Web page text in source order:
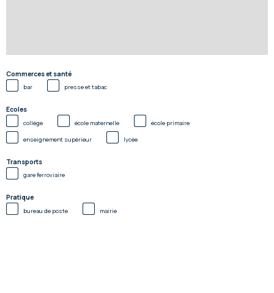
Commerces et santé
bar presse et tabac
Ecoles
collège école maternelle école primaire
enseignement supérieur lycée
Transports
gare ferroviaire
Pratique
bureau de poste mairie